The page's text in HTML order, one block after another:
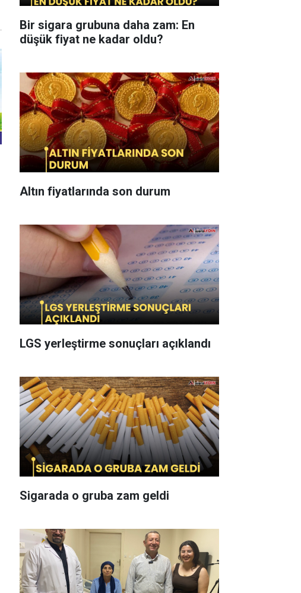
Bir sigara grubuna daha zam: En
düşük fiyat ne kadar oldu?
Altın fiyatlarında son durum
LGS yerleştirme sonuçları açıklandı
Sigarada o gruba zam geldi